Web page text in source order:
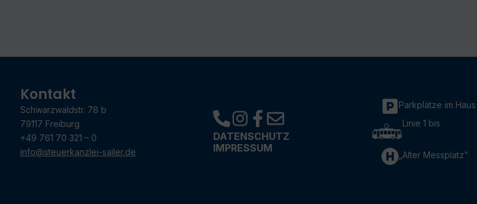
Kontakt
Schwarzwaldstr. 78 b
79117 Freiburg
+49 761 70 321 – 0
info@steuerkanzlei-sailer.de
DATENSCHUTZ
IMPRESSUM
Parkplätze im Haus
Linie 1 bis
„Alter Messplatz“